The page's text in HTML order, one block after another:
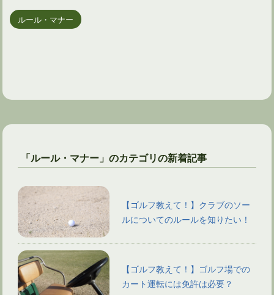
ルール・マナー
「ルール・マナー」のカテゴリの新着記事
【ゴルフ教えて！】クラブのソー
ルについてのルールを知りたい！
【ゴルフ教えて！】ゴルフ場での
カート運転には免許は必要？